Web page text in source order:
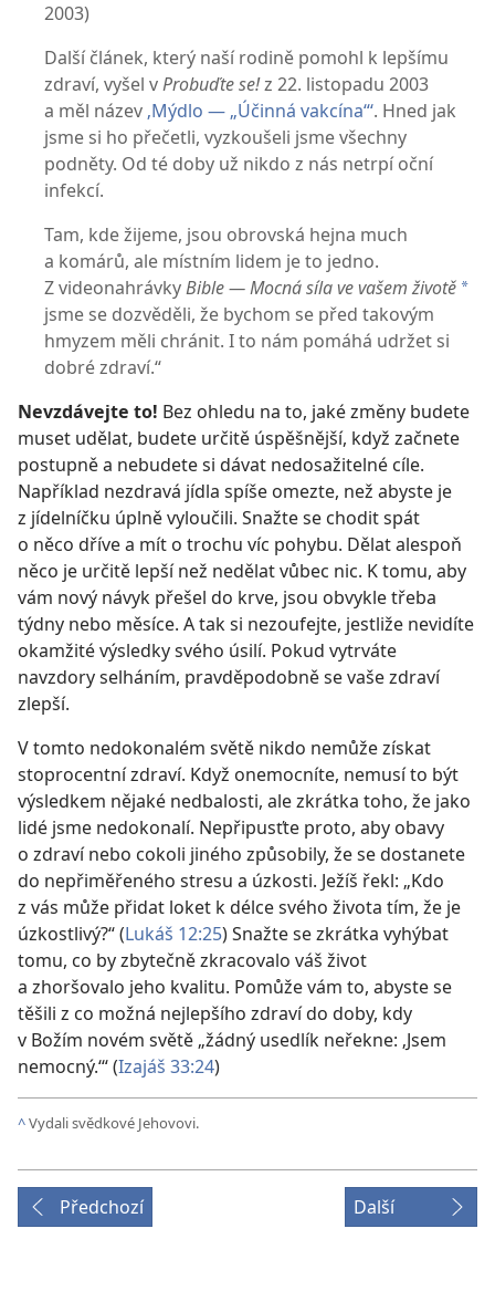
2003)
Další článek, který naší rodině pomohl k lepšímu
zdraví, vyšel vProbuďte se!z 22. listopadu 2003
a měl název ‚Mýdlo — „Účinná vakcína“‘. Hned jak
jsme si ho přečetli, vyzkoušeli jsme všechny
podněty. Od té doby už nikdo z nás netrpí oční
infekcí.
Tam, kde žijeme, jsou obrovská hejna much
a komárů, ale místním lidem je to jedno.
Z videonahrávkyBible — Mocná síla ve vašem životě *
jsme se dozvěděli, že bychom se před takovým
hmyzem měli chránit. I to nám pomáhá udržet si
dobré zdraví.“
Nevzdávejte to! Bez ohledu na to, jaké změny budete
muset udělat, budete určitě úspěšnější, když začnete
postupně a nebudete si dávat nedosažitelné cíle.
Například nezdravá jídla spíše omezte, než abyste je
z jídelníčku úplně vyloučili. Snažte se chodit spát
o něco dříve a mít o trochu víc pohybu. Dělat alespoň
něco je určitě lepší než nedělat vůbec nic. K tomu, aby
vám nový návyk přešel do krve, jsou obvykle třeba
týdny nebo měsíce. A tak si nezoufejte, jestliže nevidíte
okamžité výsledky svého úsilí. Pokud vytrváte
navzdory selháním, pravděpodobně se vaše zdraví
zlepší.
V tomto nedokonalém světě nikdo nemůže získat
stoprocentní zdraví. Když onemocníte, nemusí to být
výsledkem nějaké nedbalosti, ale zkrátka toho, že jako
lidé jsme nedokonalí. Nepřipusťte proto, aby obavy
o zdraví nebo cokoli jiného způsobily, že se dostanete
do nepřiměřeného stresu a úzkosti. Ježíš řekl: „Kdo
z vás může přidat loket k délce svého života tím, že je
úzkostlivý?“ (Lukáš 12:25) Snažte se zkrátka vyhýbat
tomu, co by zbytečně zkracovalo váš život
a zhoršovalo jeho kvalitu. Pomůže vám to, abyste se
těšili z co možná nejlepšího zdraví do doby, kdy
v Božím novém světě „žádný usedlík neřekne: ‚Jsem
nemocný.‘“ (Izajáš 33:24)
^Vydali svědkové Jehovovi.
Předchozí Další